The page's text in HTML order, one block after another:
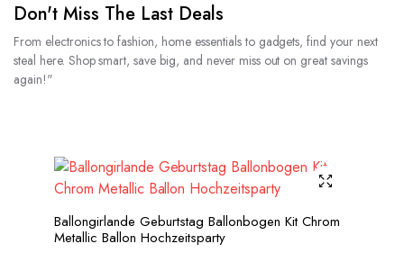
Don't Miss The Last Deals
From electronics to fashion, home essentials to gadgets, find your next
steal here. Shop smart, save big, and never miss out on great savings
again!"
Ballongirlande Geburtstag Ballonbogen Kit Chrom
Metallic Ballon Hochzeitsparty